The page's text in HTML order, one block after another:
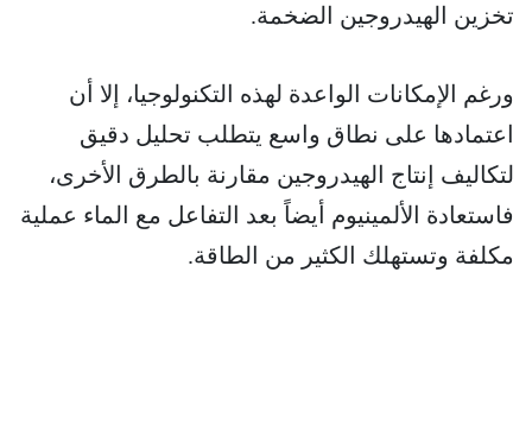
تخزين الهيدروجين الضخمة.
ورغم الإمكانات الواعدة لهذه التكنولوجيا، إلا أن
اعتمادها على نطاق واسع يتطلب تحليل دقيق
لتكاليف إنتاج الهيدروجين مقارنة بالطرق الأخرى،
فاستعادة الألمينيوم أيضاً بعد التفاعل مع الماء عملية
مكلفة وتستهلك الكثير من الطاقة.